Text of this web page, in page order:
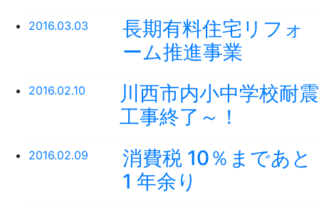
2016.03.03
長期有料住宅リフォ
ーム推進事業
2016.02.10
川西市内小中学校耐震
工事終了～！
2016.02.09
消費税 10％まであと
1 年余り